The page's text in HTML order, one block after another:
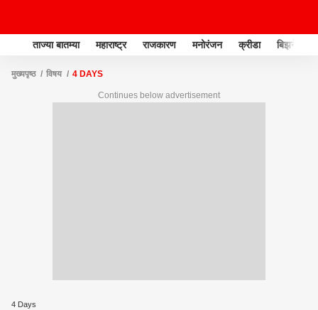
ताज्या बातम्या महाराष्ट्र राजकारण मनोरंजन क्रीडा बिझनेस
मुख्यपृष्ठ विषय 4 DAYS
Continues below advertisement
4 Days